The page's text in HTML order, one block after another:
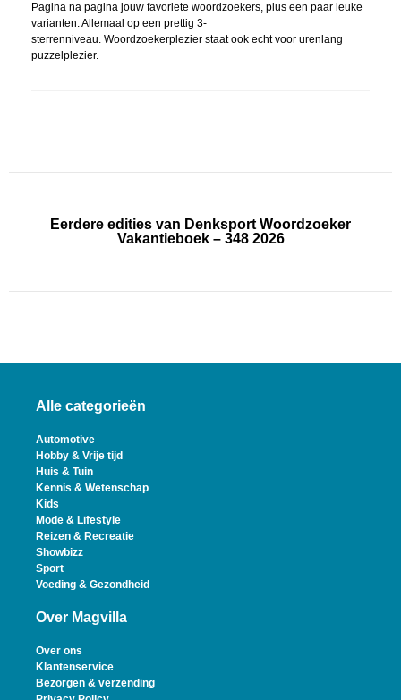
Pagina na pagina jouw favoriete woordzoekers, plus een paar leuke
varianten. Allemaal op een prettig 3-
sterrenniveau. Woordzoekerplezier staat ook echt voor urenlang
puzzelplezier.
Eerdere edities van Denksport Woordzoeker
Vakantieboek – 348 2026
Alle categorieën
Automotive
Hobby & Vrije tijd
Huis & Tuin
Kennis & Wetenschap
Kids
Mode & Lifestyle
Reizen & Recreatie
Showbizz
Sport
Voeding & Gezondheid
Over Magvilla
Over ons
Klantenservice
Bezorgen & verzending